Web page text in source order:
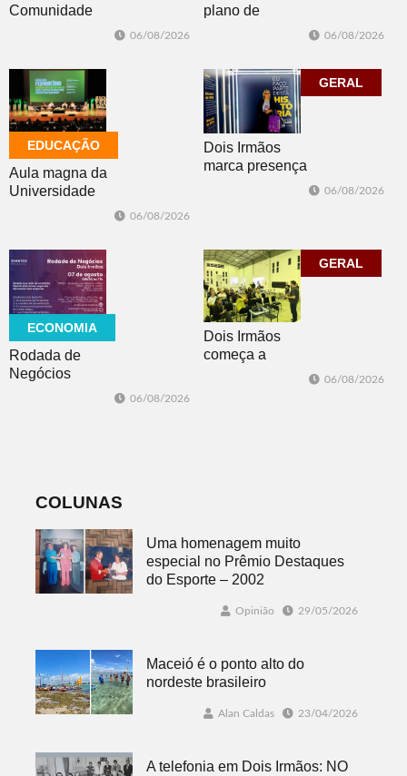
Comunidade
06/08/2026
plano de
temporais no RS
06/08/2026
EDUCAÇÃO
Aula magna da
Universidade
acadêmica em
debate sobre o
feminicídio
06/08/2026
GERAL
Dois Irmãos
marca presença
06/08/2026
ECONOMIA
Rodada de
Negócios
06/08/2026
GERAL
Dois Irmãos
começa a
06/08/2026
COLUNAS
Uma homenagem muito
especial no Prêmio Destaques
do Esporte – 2002
Opinião 29/05/2026
Maceió é o ponto alto do
nordeste brasileiro
Alan Caldas 23/04/2026
A telefonia em Dois Irmãos: NO